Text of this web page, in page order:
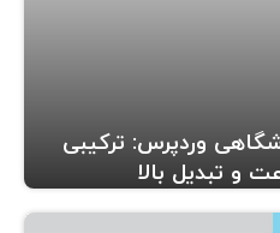
وردپرس: ترکیبی
و تبدیل بالا